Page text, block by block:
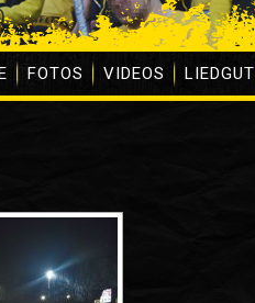
FOTOS VIDEOS LIEDGUT